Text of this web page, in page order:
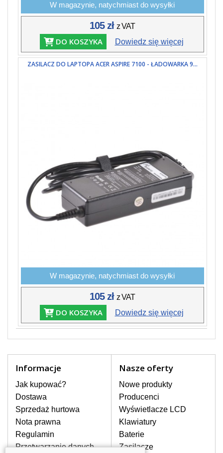
W magazynie, natychmiast do wysyłki
105 złz VAT
DO KOSZYKA Dowiedz się więcej
ZASILACZ DO LAPTOPA ACER ASPIRE 7100 - ŁADOWARKA 9...
W magazynie, natychmiast do wysyłki
105 złz VAT
DO KOSZYKA Dowiedz się więcej
Informacje
Jak kupować?
Dostawa
Sprzedaż hurtowa
Nota prawna
Regulamin
Przetwarzanie danych
Nasze oferty
Nowe produkty
Producenci
Wyświetlacze LCD
Klawiatury
Baterie
Zasilacze